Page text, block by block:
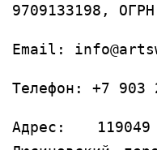
9709133198,
Email:
Телефон: +7 903
Адрес: